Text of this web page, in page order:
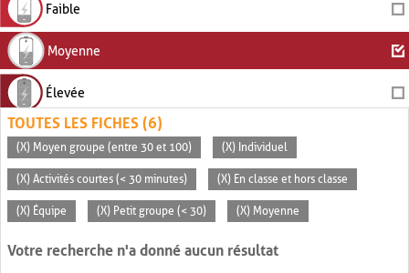
Faible
Moyenne
Élevée
TOUTES LES FICHES (6)
(X) Moyen groupe (entre 30 et 100) (X) Individuel
(X) Activités courtes (< 30 minutes) (X) En classe et hors classe
(X) Équipe (X) Petit groupe (< 30) (X) Moyenne
Votre recherche n'a donné aucun résultat